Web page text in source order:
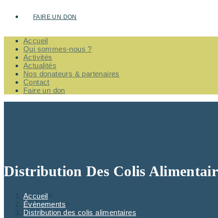
FAIRE UN DON
Accueil
Qui sommes-nous ?
Activités
Actualités
Nos donateurs & partenaires
Contact
Faire un don
Distribution Des Colis
Accueil>
Évènements>
Distribution des colis alimentaires